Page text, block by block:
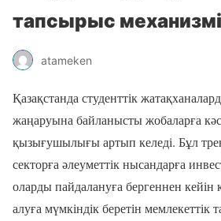
тапсырыс механизмі
atameken
Қазақстанда студенттік
жаңаруына байланысты жобаларға
қызығушылығы артып келеді. Бұл
секторға әлеуметтік нысандарға
оларды пайдалануға бергеннен кейін
алуға мүмкіндік беретін мемлекеттік